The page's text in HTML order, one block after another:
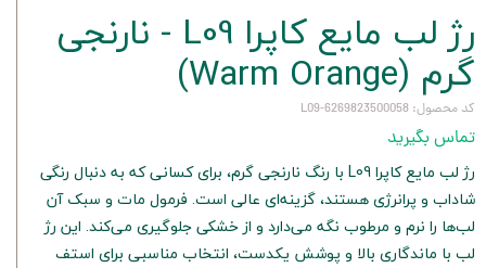
رژ لب مایع کاپرا L09 - نارنجی
گرم (Warm Orange)
کد محصول: 6269823500058-L09
تماس بگیرید
رژ لب مایع کاپرا L09 با رنگ نارنجی گرم، برای کسانی که به دنبال رنگی
شاداب و پرانرژی هستند، گزینه‌ای عالی است. فرمول مات و سبک آن
لب‌ها را نرم و مرطوب نگه می‌دارد و از خشکی جلوگیری می‌کند. این رژ
لب با ماندگاری بالا و پوشش یکدست، انتخاب مناسبی برای استف